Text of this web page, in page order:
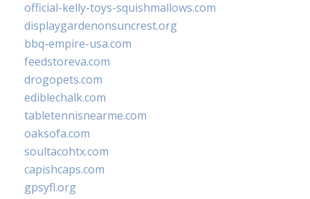
official-kelly-toys-squishmallows.com
displaygardenonsuncrest.org
bbq-empire-usa.com
feedstoreva.com
drogopets.com
ediblechalk.com
tabletennisnearme.com
oaksofa.com
soultacohtx.com
capishcaps.com
gpsyfl.org